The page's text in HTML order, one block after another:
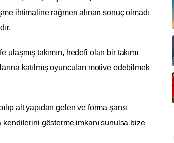
ihtimaline rağmen alınan sonuç olmadı
takımın, hedefi olan bir takımı
katılmış oyuncuları motive edebilmek
alt yapıdan gelen ve forma şansı
gösterme imkanı sunulsa bize